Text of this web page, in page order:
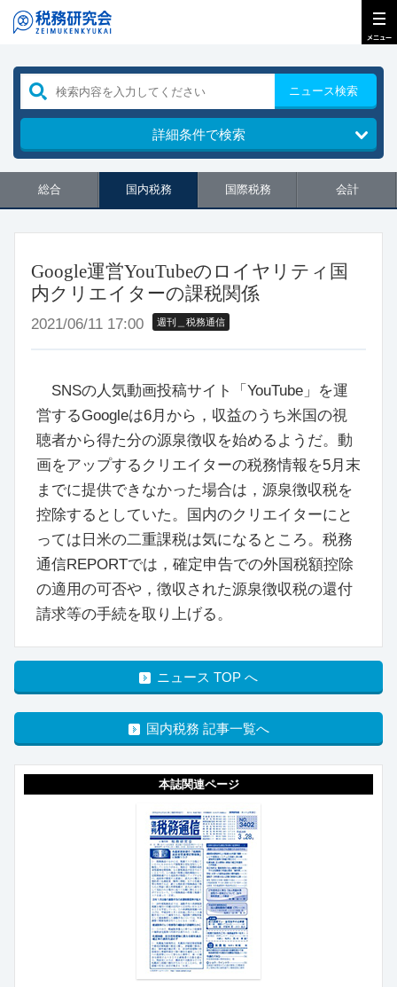
ニュース検索
詳細条件で検索
総合 国内税務 国際税務 会計
Google運営YouTubeのロイヤリティ国
内クリエイターの課税関係
2021/06/11 17:00 週刊＿税務通信
SNSの人気動画投稿サイト「YouTube」を運
営するGoogleは6月から，収益のうち米国の視
聴者から得た分の源泉徴収を始めるようだ。動
画をアップするクリエイターの税務情報を5月末
までに提供できなかった場合は，源泉徴収税を
控除するとしていた。国内のクリエイターにと
っては日米の二重課税は気になるところ。税務
通信REPORTでは，確定申告での外国税額控除
の適用の可否や，徴収された源泉徴収税の還付
請求等の手続を取り上げる。
ニュース TOP へ
国内税務 記事一覧へ
本誌関連ページ